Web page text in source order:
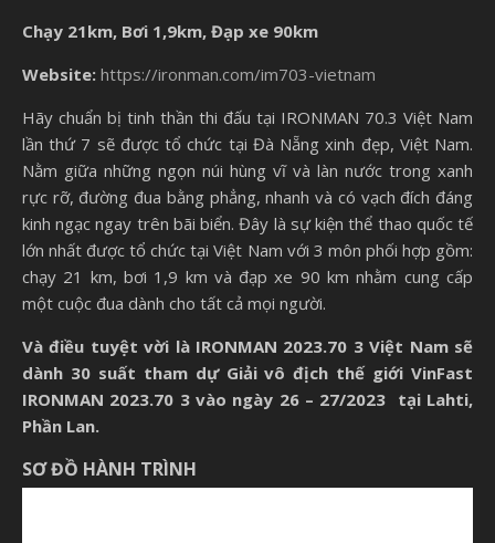
Chạy 21km, Bơi 1,9km, Đạp xe 90km
Website: https://ironman.com/im703-vietnam
Hãy chuẩn bị tinh thần thi đấu tại IRONMAN 70.3 Việt Nam
lần thứ 7 sẽ được tổ chức tại Đà Nẵng xinh đẹp, Việt Nam.
Nằm giữa những ngọn núi hùng vĩ và làn nước trong xanh
rực rỡ, đường đua bằng phẳng, nhanh và có vạch đích đáng
kinh ngạc ngay trên bãi biển. Đây là sự kiện thể thao quốc tế
lớn nhất được tổ chức tại Việt Nam với 3 môn phối hợp gồm:
chạy 21 km, bơi 1,9 km và đạp xe 90 km nhằm cung cấp
một cuộc đua dành cho tất cả mọi người.
Và điều tuyệt vời là IRONMAN 2023.70 3 Việt Nam sẽ
dành 30 suất tham dự Giải vô địch thế giới VinFast
IRONMAN 2023.70 3 vào ngày 26 – 27/2023 tại Lahti,
Phần Lan.
SƠ ĐỒ HÀNH TRÌNH